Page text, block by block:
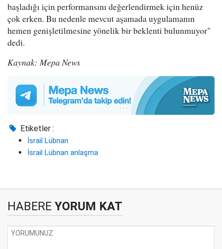
başladığı için performansını değerlendirmek için henüz
çok erken. Bu nedenle mevcut aşamada uygulamanın
hemen genişletilmesine yönelik bir beklenti bulunmuyor"
dedi.
Kaynak: Mepa News
Etiketler :
İsrail Lübnan
İsrail Lübnan anlaşma
HABERE YORUM KAT